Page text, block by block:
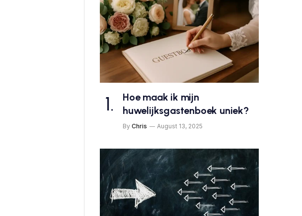
Hoe maak ik mijn
huwelijksgastenboek uniek?
By Chris August 13, 2025